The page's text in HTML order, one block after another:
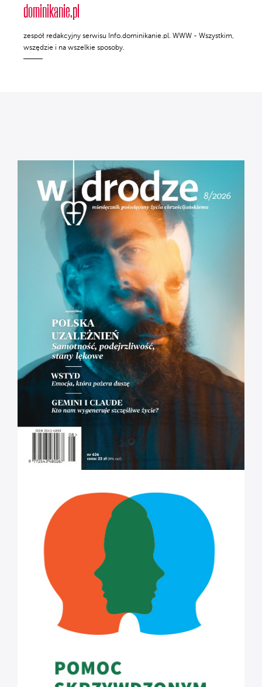
dominikanie.pl
zespół redakcyjny serwisu Info.dominikanie.pl. WWW - Wszystkim,
wszędzie i na wszelkie sposoby.